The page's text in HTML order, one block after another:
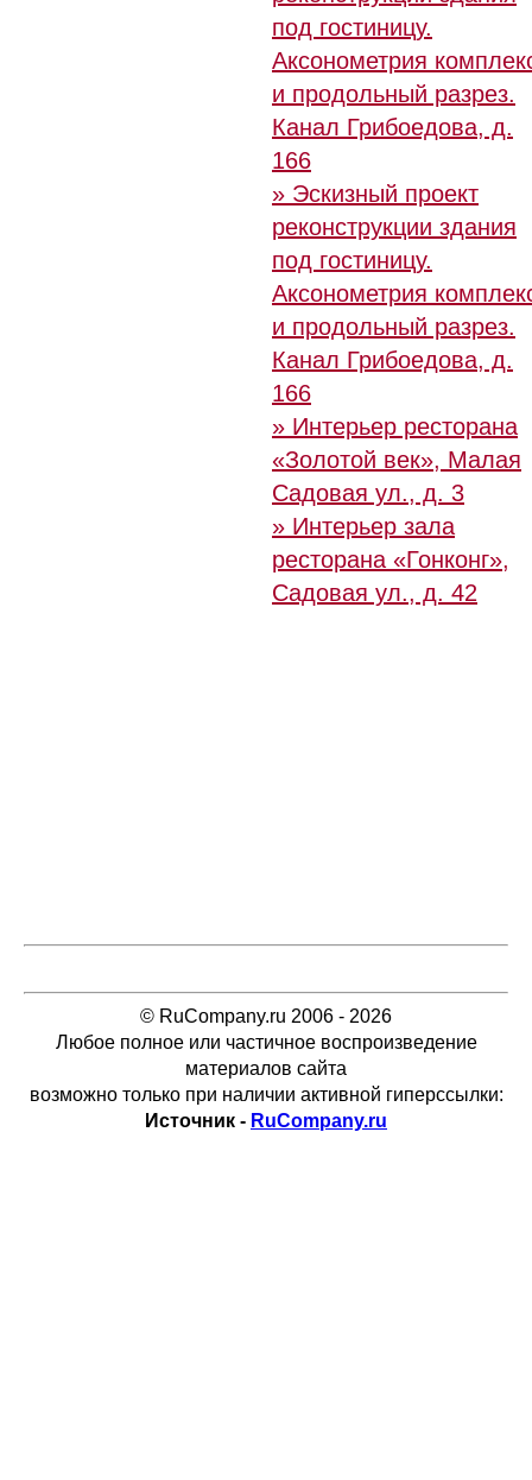
под гостиницу.
Аксонометрия
и продольный разрез.
Канал Грибоедова, д.
166
» Эскизный проект
реконструкции здания
под гостиницу.
Аксонометрия
и продольный разрез.
Канал Грибоедова, д.
166
» Интерьер ресторана
«Золотой век», Малая
Садовая ул., д. 3
» Интерьер зала
ресторана «Гонконг»,
Садовая ул., д. 42
© RuCompany.ru 2006 - 2026
Любое полное или частичное воспроизведение
материалов сайта
возможно только при наличии активной гиперссылки:
Источник - RuCompany.ru